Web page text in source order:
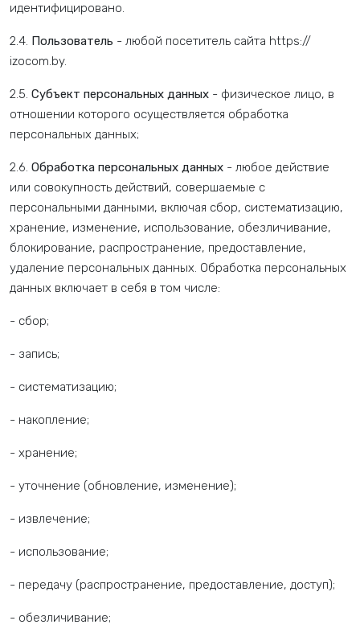
идентифицировано.
2.4. Пользователь - любой посетитель сайта https://
izocom.by.
2.5. Субъект персональных данных - физическое лицо, в
отношении которого осуществляется обработка
персональных данных;
2.6. Обработка персональных данных - любое действие
или совокупность действий, совершаемые с
персональными данными, включая сбор, систематизацию,
хранение, изменение, использование, обезличивание,
блокирование, распространение, предоставление,
удаление персональных данных. Обработка персональных
данных включает в себя в том числе:
- сбор;
- запись;
- систематизацию;
- накопление;
- хранение;
- уточнение (обновление, изменение);
- извлечение;
- использование;
- передачу (распространение, предоставление, доступ);
- обезличивание;